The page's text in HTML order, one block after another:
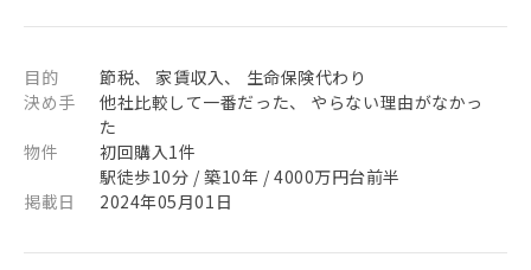
目的
節税、 家賃収入、 生命保険代わり
決め手
他社比較して一番だった、 やらない理由がなかっ
た
物件
初回購入1件
駅徒歩10分 / 築10年 / 4000万円台前半
掲載日
2024年05月01日